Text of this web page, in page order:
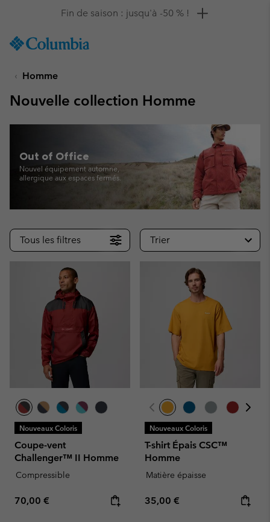
TO
SKIP
MAIN
SEARCH
Remise de 10 % à saisir
Homme
Nouvelle collection Homme
Out of Office
Nouvel équipement automne,
allergique aux espaces fermés.
Tous les filtres Trier
Nouveaux Coloris
Coupe-vent
Challenger™ II Homme
Compressible
Regular price:
70,00 €
Nouveaux Coloris
T-shirt Épais CSC™
Homme
Matière épaisse
Regular price:
35,00 €